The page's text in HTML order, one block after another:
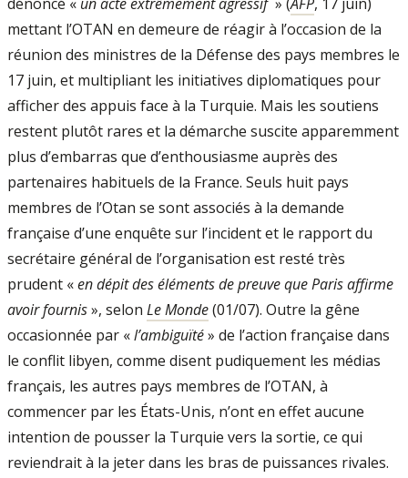
mettant l’OTAN en demeure de réagir à l’occasion de la
réunion des ministres de la Défense des pays membres le
17 juin, et multipliant les initiatives diplomatiques pour
afficher des appuis face à la Turquie. Mais les soutiens
restent plutôt rares et la démarche suscite apparemment
plus d’embarras que d’enthousiasme auprès des
partenaires habituels de la France. Seuls huit pays
membres de l’Otan se sont associés à la demande
française d’une enquête sur l’incident et le rapport du
secrétaire général de l’organisation est resté très
prudent «en dépit des éléments de preuve que Paris affirme
avoir fournis», selon Le Monde(01/07). Outre la gêne
occasionnée par «l’ambiguïté» de l’action française dans
le conflit libyen, comme disent pudiquement les médias
français, les autres pays membres de l’OTAN, à
commencer par les États-Unis, n’ont en effet aucune
intention de pousser la Turquie vers la sortie, ce qui
reviendrait à la jeter dans les bras de puissances rivales.